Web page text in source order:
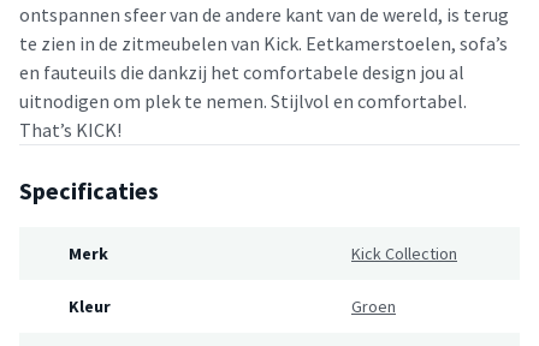
ontspannen sfeer van de andere kant van de wereld, is terug
te zien in de zitmeubelen van Kick. Eetkamerstoelen, sofa’s
en fauteuils die dankzij het comfortabele design jou al
uitnodigen om plek te nemen. Stijlvol en comfortabel.
That’s KICK!
Specificaties
Merk Kick Collection
Kleur Groen